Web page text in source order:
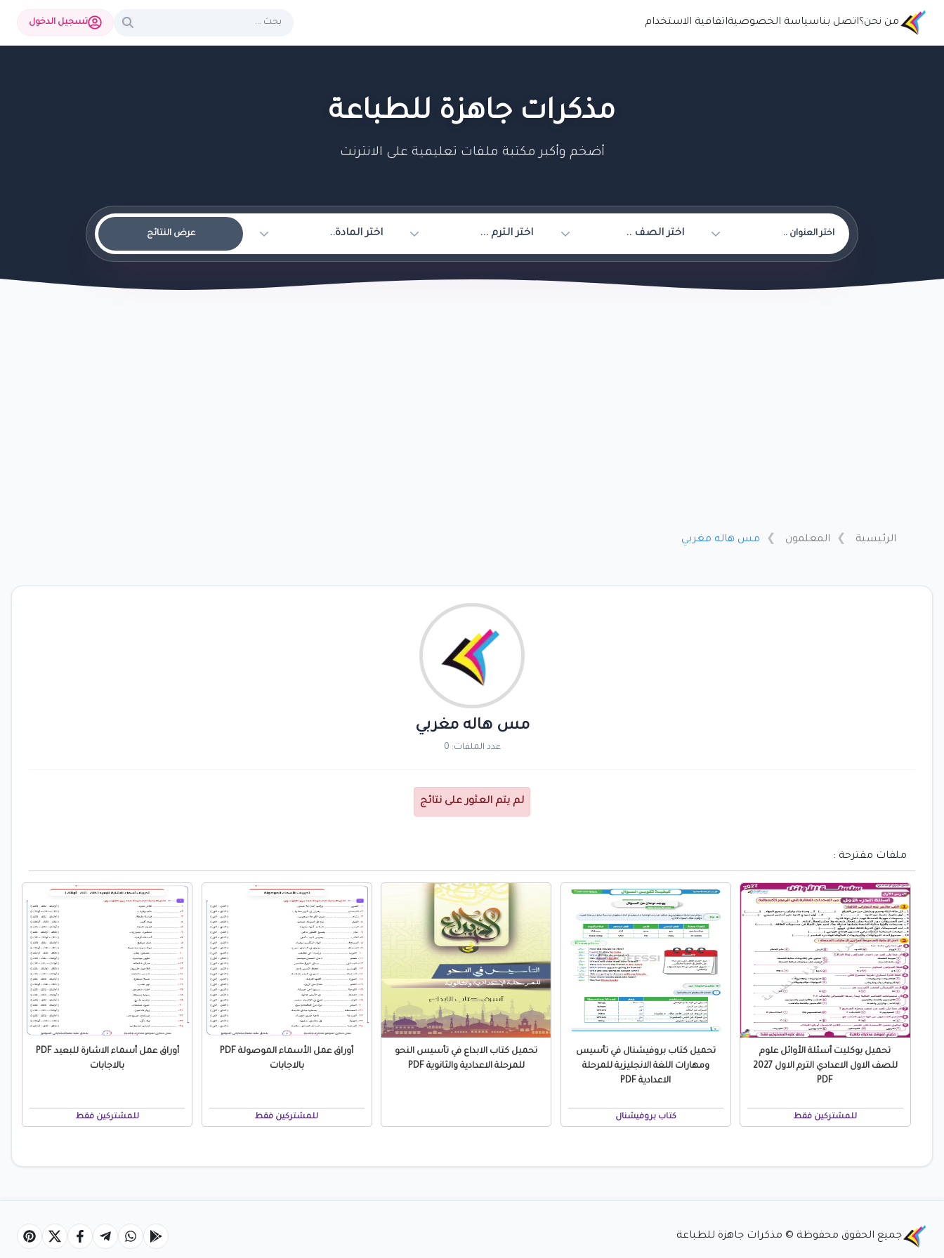
من نحن؟اتصل بناسياسة الخصوصيةاتفافية الاستخدام تسجيل الدخول
مذكرات جاهزة للطباعة
أضخم وأكبر مكتبة ملفات تعليمية على الانترنت
عرض النتائج
الرئيسية المعلمون مس هاله مغربي
مس هاله مغربي
عدد الملفات: 0
لم يتم العثور على نتائج
ملفات مقترحة :
تحميل بوكليت أسئلة الأوائل علوم
للصف الاول الاعدادي الترم الاول 2027
PDF
للمشتركين فقط
تحميل كتاب بروفيشنال في تأسيس
ومهارات اللغة الانجليزية للمرحلة
الاعدادية PDF
كتاب بروفيشنال
تحميل كتاب الابداع في تأسيس النحو
للمرحلة الاعدادية والثانوية PDF
أوراق عمل الأسماء الموصولة PDF
بالاجابات
للمشتركين فقط
أوراق عمل أسماء الاشارة للبعيد PDF
بالاجابات
للمشتركين فقط
جميع الحقوق محفوظة © مذكرات جاهزة للطباعة